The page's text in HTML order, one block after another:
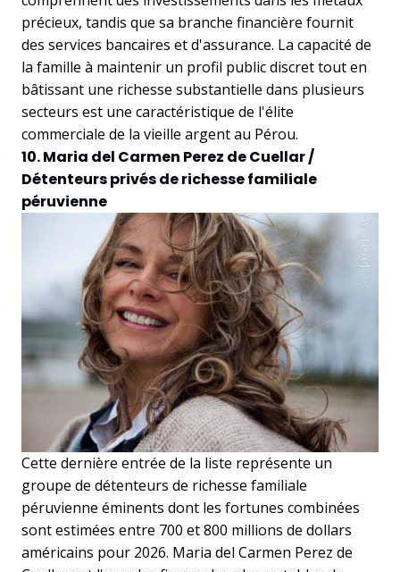
précieux, tandis que sa branche financière fournit
des services bancaires et d'assurance. La capacité de
la famille à maintenir un profil public discret tout en
bâtissant une richesse substantielle dans plusieurs
secteurs est une caractéristique de l'élite
commerciale de la vieille argent au Pérou.
10. Maria del Carmen Perez de Cuellar /
Détenteurs privés de richesse familiale
péruvienne
Cette dernière entrée de la liste représente un
groupe de détenteurs de richesse familiale
péruvienne éminents dont les fortunes combinées
sont estimées entre 700 et 800 millions de dollars
américains pour 2026. Maria del Carmen Perez de